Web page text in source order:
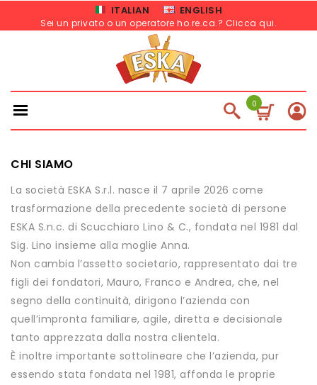
ITALIAN ENGLISH
Sei un privato o un operatore ho.re.ca.? Clicca qui.
0
CHI SIAMO
La società ESKA S.r.l. nasce il 7 aprile 2026 come
trasformazione della precedente società di persone
ESKA S.n.c. di Scucchiaro Lino & C., fondata nel 1981 dal
Sig. Lino insieme alla moglie Anna.
Non cambia l’assetto societario, rappresentato dai tre
figli dei fondatori, Mauro, Franco e Andrea, che, nel
segno della continuità, dirigono l’azienda con
quell’impronta familiare, agile, diretta e decisionale
tanto apprezzata dalla nostra clientela.
È inoltre importante sottolineare che l’azienda, pur
essendo stata fondata nel 1981, affonda le proprie